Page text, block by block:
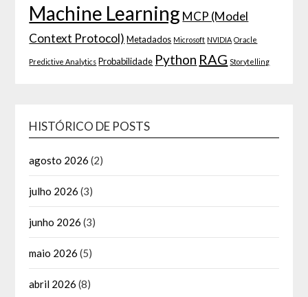
Machine Learning MCP (Model
Context Protocol) Metadados Microsoft NVIDIA Oracle
Predictive Analytics Probabilidade Python RAG Storytelling
HISTÓRICO DE POSTS
agosto 2026 (2)
julho 2026 (3)
junho 2026 (3)
maio 2026 (5)
abril 2026 (8)